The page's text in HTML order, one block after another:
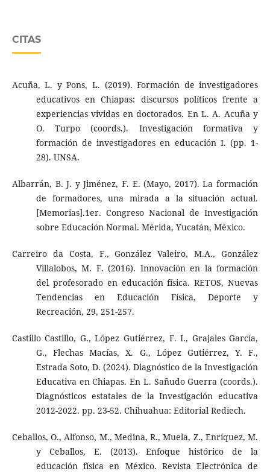
CITAS
Acuña, L. y Pons, L. (2019). Formación de investigadores
educativos en Chiapas: discursos políticos frente a
experiencias vividas en doctorados. En L. A. Acuña y
O. Turpo (coords.). Investigación formativa y
formación de investigadores en educación I. (pp. 1-
28). UNSA.
Albarrán, B. J. y Jiménez, F. E. (Mayo, 2017). La formación
de formadores, una mirada a la situación actual.
[Memorias].1er. Congreso Nacional de Investigación
sobre Educación Normal. Mérida, Yucatán, México.
Carreiro da Costa, F., González Valeiro, M.A., González
Villalobos, M. F. (2016). Innovación en la formación
del profesorado en educación física. RETOS, Nuevas
Tendencias en Educación Física, Deporte y
Recreación, 29, 251-257.
Castillo Castillo, G., López Gutiérrez, F. I., Grajales García,
G., Flechas Macías, X. G., López Gutiérrez, Y. F.,
Estrada Soto, D. (2024). Diagnóstico de la Investigación
Educativa en Chiapas. En L. Sañudo Guerra (coords.).
Diagnósticos estatales de la Investigación educativa
2012-2022. pp. 23-52. Chihuahua: Editorial Rediech.
Ceballos, O., Alfonso, M., Medina, R., Muela, Z., Enríquez, M.
y Ceballos, E. (2013). Enfoque histórico de la
educación física en México. Revista Electrónica de